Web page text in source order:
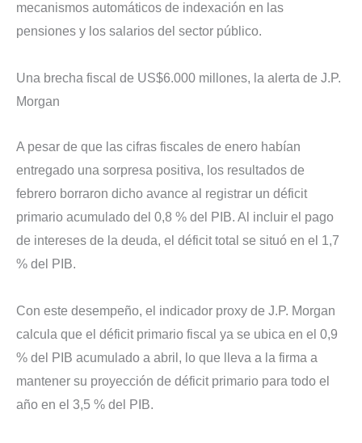
mecanismos automáticos de indexación en las
pensiones y los salarios del sector público.
Una brecha fiscal de US$6.000 millones, la alerta de J.P.
Morgan
A pesar de que las cifras fiscales de enero habían
entregado una sorpresa positiva, los resultados de
febrero borraron dicho avance al registrar un déficit
primario acumulado del 0,8 % del PIB. Al incluir el pago
de intereses de la deuda, el déficit total se situó en el 1,7
% del PIB.
Con este desempeño, el indicador proxy de J.P. Morgan
calcula que el déficit primario fiscal ya se ubica en el 0,9
% del PIB acumulado a abril, lo que lleva a la firma a
mantener su proyección de déficit primario para todo el
año en el 3,5 % del PIB.